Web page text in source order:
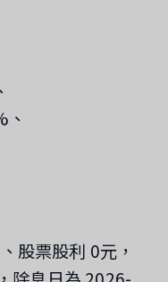
股票股利 0元，